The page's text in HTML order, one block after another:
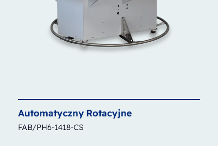
Automatyczny Rotacyjne
FAB/PH6-1418-CS